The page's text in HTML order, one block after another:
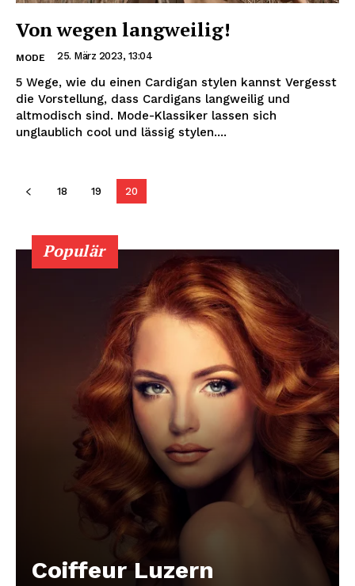
Von wegen langweilig!
MODE 25. März 2023, 13:04
5 Wege, wie du einen Cardigan stylen kannst Vergesst
die Vorstellung, dass Cardigans langweilig und
altmodisch sind. Mode-Klassiker lassen sich
unglaublich cool und lässig stylen....
18 19 20
Populär
Coiffeur Luzern